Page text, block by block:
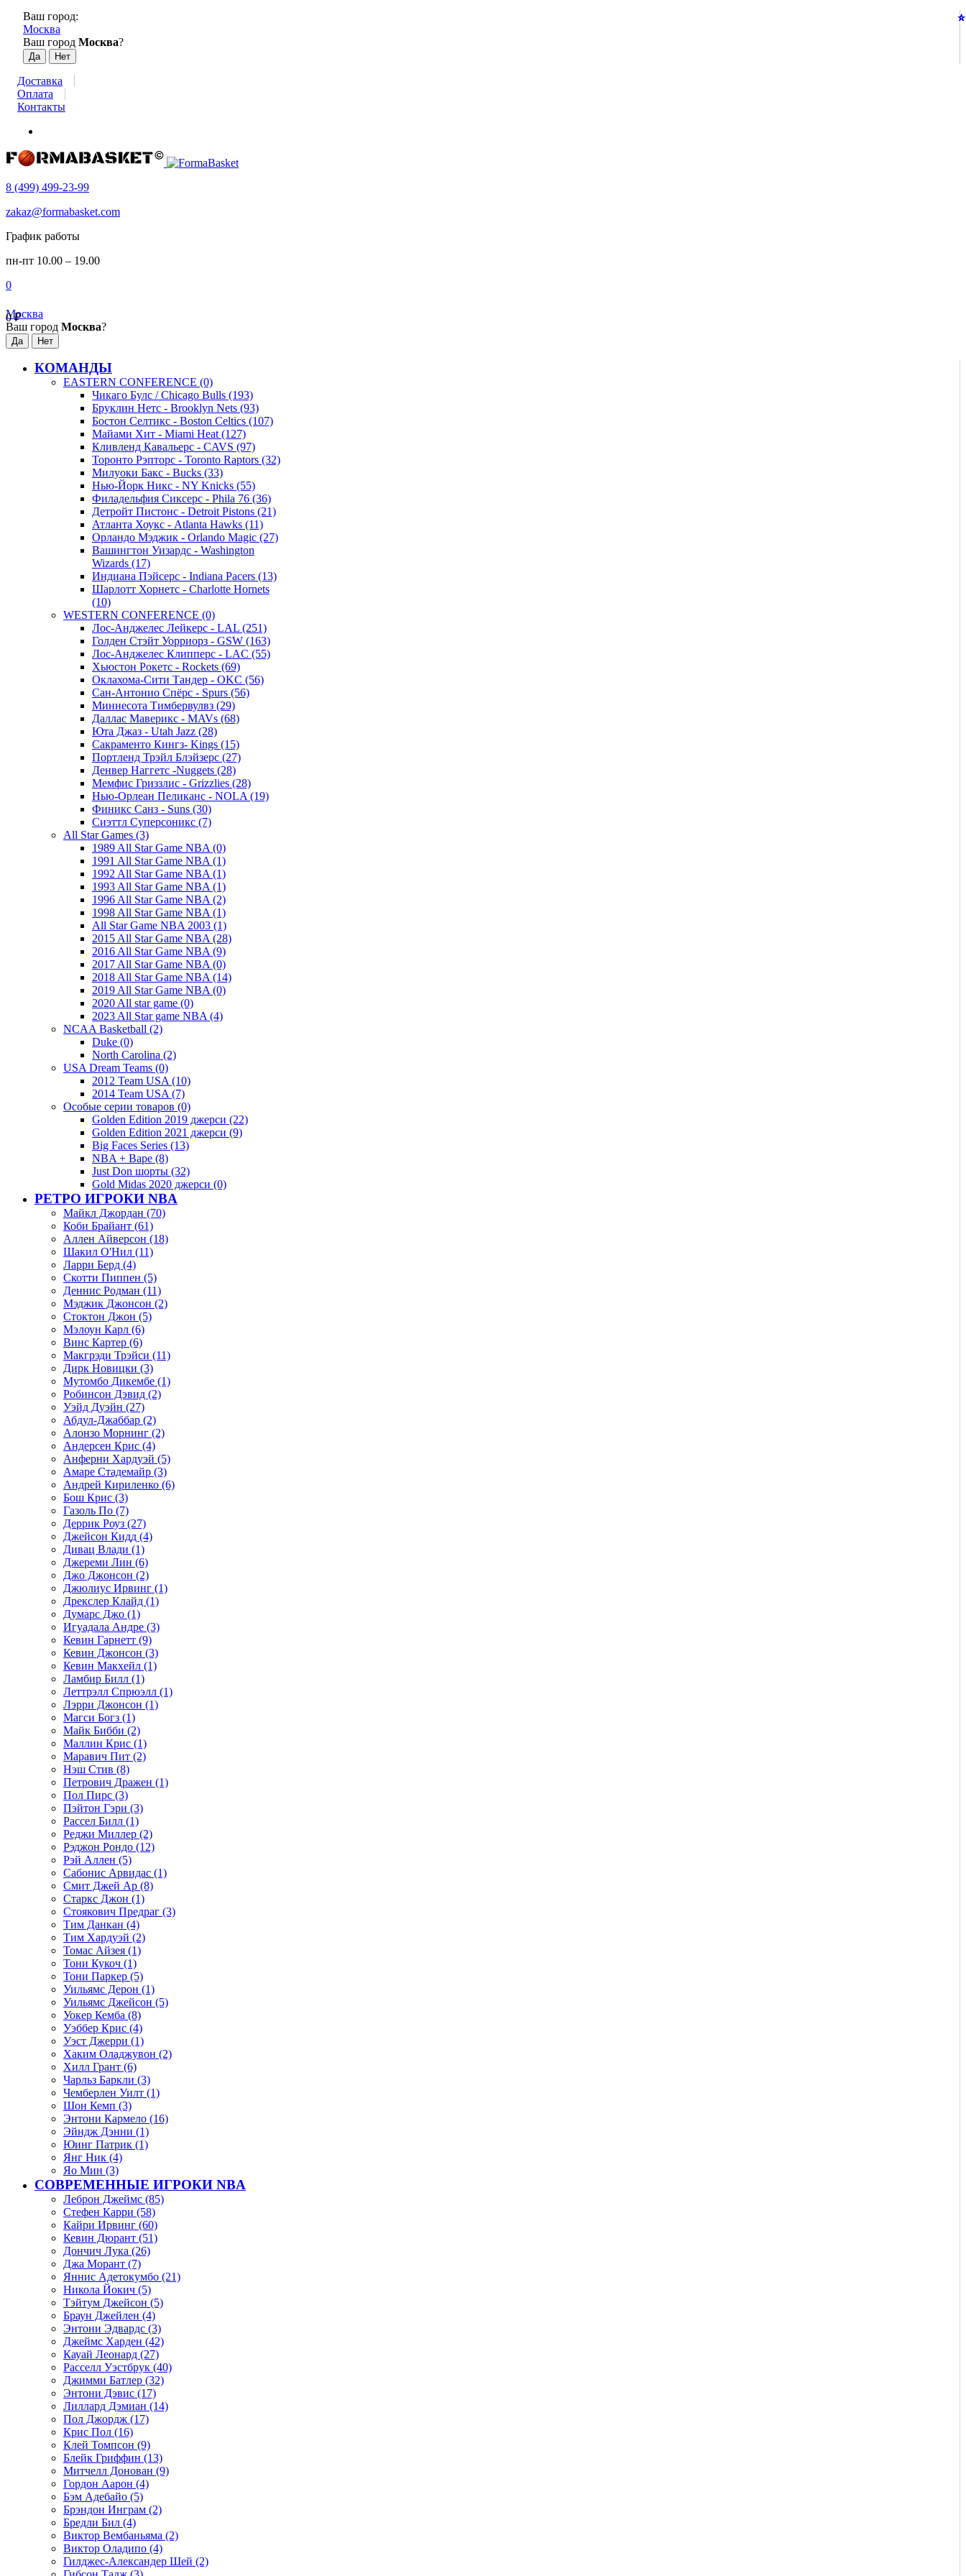
Ваш город:
Москва
Ваш город Москва?
Доставка
Оплата
Контакты
8 (499) 499-23-99
zakaz@formabasket.com
График работы
пн-пт 10.00 – 19.00
0
0₽
Москва
Ваш город Москва?
КОМАНДЫ
EASTERN CONFERENCE (0)
Чикаго Булс / Chicago Bulls (193)
Бруклин Нетс - Brooklyn Nets (93)
Бостон Селтикс - Boston Celtics (107)
Майами Хит - Miami Heat (127)
Кливленд Кавальерс - CAVS (97)
Торонто Рэпторс - Toronto Raptors (32)
Милуоки Бакс - Bucks (33)
Нью-Йорк Никс - NY Knicks (55)
Филадельфия Сиксерс - Phila 76 (36)
Детройт Пистонс - Detroit Pistons (21)
Атланта Хоукс - Atlanta Hawks (11)
Орландо Мэджик - Orlando Magic (27)
Вашингтон Уизардс - Washington
Wizards (17)
Индиана Пэйсерс - Indiana Pacers (13)
Шарлотт Хорнетс - Charlotte Hornets
(10)
WESTERN CONFERENCE (0)
Лос-Анджелес Лейкерс - LAL (251)
Голден Стэйт Уорриорз - GSW (163)
Лос-Анджелес Клипперс - LAC (55)
Хьюстон Рокетс - Rockets (69)
Оклахома-Сити Тандер - OKC (56)
Сан-Антонио Спёрс - Spurs (56)
Миннесота Тимбервулвз (29)
Даллас Маверикс - MAVs (68)
Юта Джаз - Utah Jazz (28)
Сакраменто Кингз- Kings (15)
Портленд Трэйл Блэйзерс (27)
Денвер Наггетс -Nuggets (28)
Мемфис Гриззлис - Grizzlies (28)
Нью-Орлеан Пеликанс - NOLA (19)
Финикс Санз - Suns (30)
Сиэттл Суперсоникс (7)
All Star Games (3)
1989 All Star Game NBA (0)
1991 All Star Game NBA (1)
1992 All Star Game NBA (1)
1993 All Star Game NBA (1)
1996 All Star Game NBA (2)
1998 All Star Game NBA (1)
All Star Game NBA 2003 (1)
2015 All Star Game NBA (28)
2016 All Star Game NBA (9)
2017 All Star Game NBA (0)
2018 All Star Game NBA (14)
2019 All Star Game NBA (0)
2020 All star game (0)
2023 All Star game NBA (4)
NCAA Basketball (2)
Duke (0)
North Carolina (2)
USA Dream Teams (0)
2012 Team USA (10)
2014 Team USA (7)
Особые серии товаров (0)
Golden Edition 2019 джерси (22)
Golden Edition 2021 джерси (9)
Big Faces Series (13)
NBA + Bape (8)
Just Don шорты (32)
Gold Midas 2020 джерси (0)
РЕТРО ИГРОКИ NBA
Майкл Джордан (70)
Коби Брайант (61)
Аллен Айверсон (18)
Шакил О'Нил (11)
Ларри Берд (4)
Скотти Пиппен (5)
Деннис Родман (11)
Мэджик Джонсон (2)
Стоктон Джон (5)
Мэлоун Карл (6)
Винс Картер (6)
Макгрэди Трэйси (11)
Дирк Новицки (3)
Мутомбо Дикембе (1)
Робинсон Дэвид (2)
Уэйд Дуэйн (27)
Абдул-Джаббар (2)
Алонзо Морнинг (2)
Андерсен Крис (4)
Анферни Xардуэй (5)
Амаре Стадемайр (3)
Андрей Кириленко (6)
Бош Крис (3)
Газоль По (7)
Деррик Роуз (27)
Джейсон Кидд (4)
Дивац Влади (1)
Джереми Лин (6)
Джо Джонсон (2)
Джюлиус Ирвинг (1)
Дрекслер Клайд (1)
Думарс Джо (1)
Игуадала Андре (3)
Кевин Гарнетт (9)
Кевин Джонсон (3)
Кевин Макхейл (1)
Ламбир Билл (1)
Леттрэлл Спрюэлл (1)
Лэрри Джонсон (1)
Магси Богз (1)
Майк Бибби (2)
Маллин Крис (1)
Маравич Пит (2)
Нэш Стив (8)
Петрович Дражен (1)
Пол Пирс (3)
Пэйтон Гэри (3)
Рассел Билл (1)
Реджи Миллер (2)
Рэджон Рондо (12)
Рэй Аллен (5)
Сабонис Арвидас (1)
Смит Джей Ар (8)
Старкс Джон (1)
Стоякович Предраг (3)
Тим Данкан (4)
Тим Хардуэй (2)
Томас Айзея (1)
Тони Кукоч (1)
Тони Паркер (5)
Уильямс Дерон (1)
Уильямс Джейсон (5)
Уокер Кемба (8)
Уэббер Крис (4)
Уэст Джерри (1)
Хаким Оладжувон (2)
Хилл Грант (6)
Чарльз Баркли (3)
Чемберлен Уилт (1)
Шон Кемп (3)
Энтони Кармело (16)
Эйндж Дэнни (1)
Юинг Патрик (1)
Янг Ник (4)
Яо Мин (3)
СОВРЕМЕННЫЕ ИГРОКИ NBA
Леброн Джеймс (85)
Стефен Карри (58)
Кайри Ирвинг (60)
Кевин Дюрант (51)
Дончич Лука (26)
Джа Морант (7)
Яннис Адетокумбо (21)
Никола Йокич (5)
Тэйтум Джейсон (5)
Браун Джейлен (4)
Энтони Эдвардс (3)
Джеймс Харден (42)
Кауай Леонард (27)
Расселл Уэстбрук (40)
Джимми Батлер (32)
Энтони Дэвис (17)
Лиллард Дэмиан (14)
Пол Джордж (17)
Крис Пол (16)
Клей Томпсон (9)
Блейк Гриффин (13)
Митчелл Донован (9)
Гордон Аарон (4)
Бэм Адебайо (5)
Брэндон Инграм (2)
Бредли Бил (4)
Виктор Вембаньяма (2)
Виктор Оладипо (4)
Гилджес-Александер Шей (2)
⭐
⭐
⭐
⭐
⭐
⭐
⭐
⭐
⭐
⭐
⭐
⭐
⭐
⭐
⭐
⭐
⭐
⭐
⭐
⭐
⭐
⭐
⭐
⭐